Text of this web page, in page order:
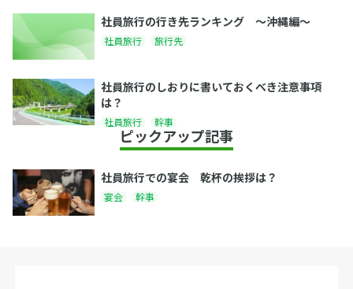
社員旅行の行き先ランキング 〜沖縄編〜
社員旅行 旅行先
社員旅行のしおりに書いておくべき注意事項
は？
社員旅行 幹事
ピックアップ記事
社員旅行での宴会 乾杯の挨拶は？
宴会 幹事